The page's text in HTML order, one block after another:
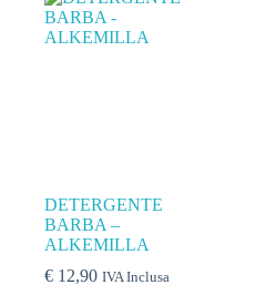
DETERGENTE
BARBA –
ALKEMILLA
€ 12,90 IVA Inclusa